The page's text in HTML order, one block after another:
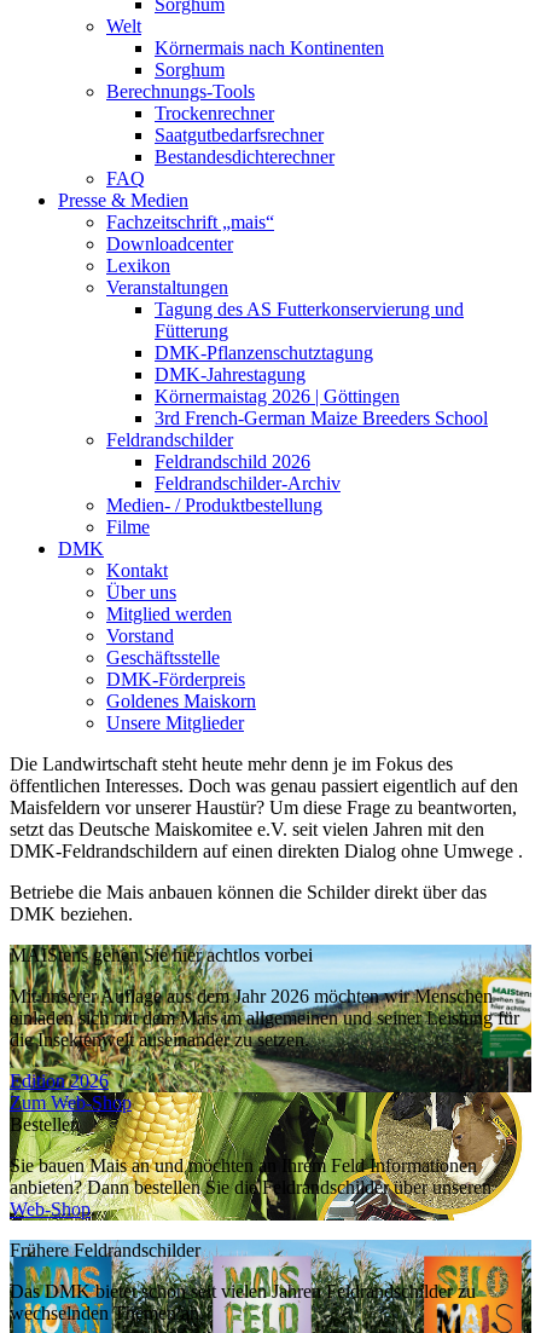
Welt
Körnermais nach Kontinenten
Sorghum
Berechnungs-Tools
Trockenrechner
Saatgutbedarfsrechner
Bestandesdichterechner
FAQ
Presse & Medien
Fachzeitschrift „mais“
Downloadcenter
Lexikon
Veranstaltungen
Tagung des AS Futterkonservierung und
Fütterung
DMK-Pflanzenschutztagung
DMK-Jahrestagung
Körnermaistag 2026 | Göttingen
3rd French-German Maize Breeders School
Feldrandschilder
Feldrandschild 2026
Feldrandschilder-Archiv
Medien- / Produktbestellung
Filme
DMK
Kontakt
Über uns
Mitglied werden
Vorstand
Geschäftsstelle
DMK-Förderpreis
Goldenes Maiskorn
Unsere Mitglieder
Die Landwirtschaft steht heute mehr denn je im Fokus des
öffentlichen Interesses. Doch was genau passiert eigentlich auf den
Maisfeldern vor unserer Haustür? Um diese Frage zu beantworten,
setzt das Deutsche Maiskomitee e.V. seit vielen Jahren mit den
DMK-Feldrandschildern auf einen direkten Dialog ohne Umwege .
Betriebe die Mais anbauen können die Schilder direkt über das
DMK beziehen.
MAIStens gehen Sie hier achtlos vorbei
Mit unserer Auflage aus dem Jahr 2026 möchten wir Menschen
einladen sich mit dem Mais im allgemeinen und seiner Leistung für
die Insektenwelt auseinander zu setzen.
Edition 2026
Zum Web-Shop
Bestellen
Sie bauen Mais an und möchten an Ihrem Feld Informationen
anbieten? Dann bestellen Sie die Feldrandschilder über unseren
Web-Shop.
Frühere Feldrandschilder
Das DMK bietet schon seit vielen Jahren Feldrandschilder zu
wechselnden Themen an.